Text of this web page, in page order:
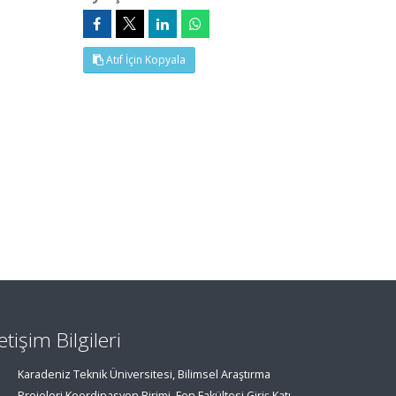
Atıf İçin Kopyala
Bilgileri
Karadeniz Teknik Üniversitesi, Bilimsel Araştırma